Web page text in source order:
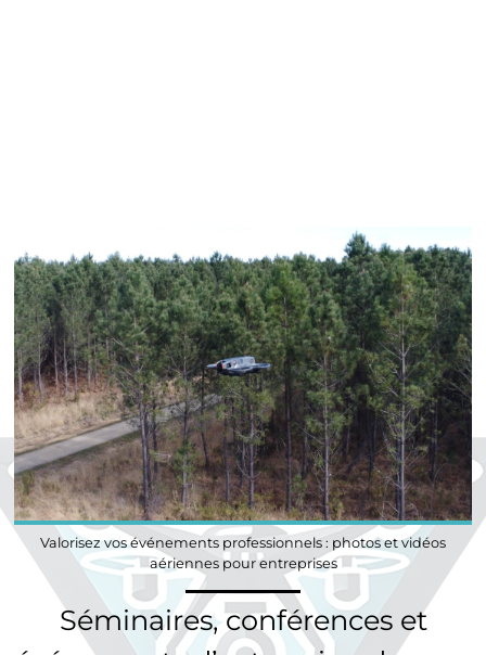
Valorisez vos événements professionnels : photos et vidéos
aériennes pour entreprises
Séminaires, conférences et